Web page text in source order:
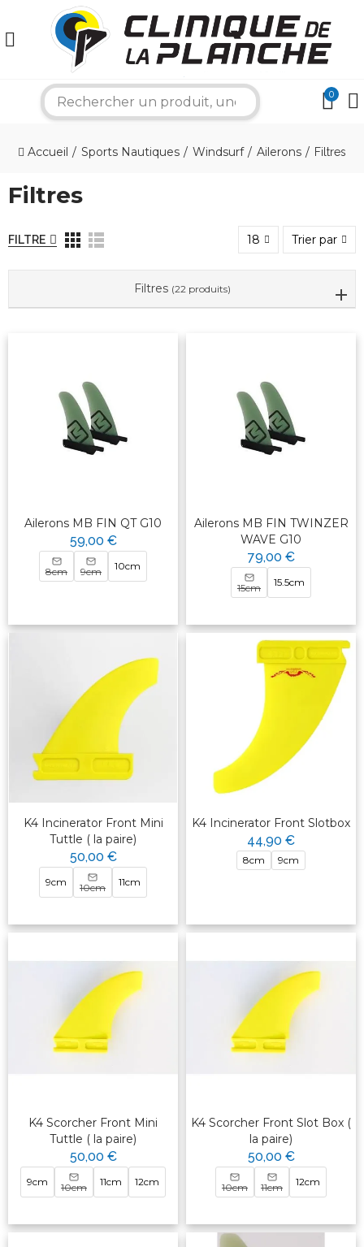
0
Accueil Sports Nautiques Windsurf Ailerons Filtres
Filtres
FILTRE 18 Trier par
Filtres (22 produits)
Ailerons MB FIN QT G10
59,00 €
8cm 9cm 10cm
Ailerons MB FIN TWINZER
WAVE G10
79,00 €
15cm 15.5cm
K4 Incinerator Front Mini
Tuttle ( la paire)
50,00 €
9cm 10cm 11cm
K4 Incinerator Front Slotbox
44,90 €
8cm 9cm
K4 Scorcher Front Mini
Tuttle ( la paire)
50,00 €
9cm 10cm 11cm 12cm
K4 Scorcher Front Slot Box (
la paire)
50,00 €
10cm 11cm 12cm
×
Bonjour ! Je suis votre expert nautique.